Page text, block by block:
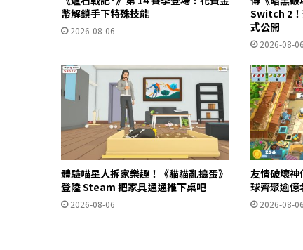
幣解鎖手下特殊技能
2026-08-06
Switch 2
式公開
2026-08-06
體驗喵星人拆家樂趣！《貓貓亂搗蛋》
登陸 Steam 把家具通通推下桌吧
2026-08-06
友情破壞神
球齊聚逾億
2026-08-06